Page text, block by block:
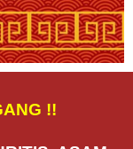
!!